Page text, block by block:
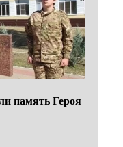
память Героя